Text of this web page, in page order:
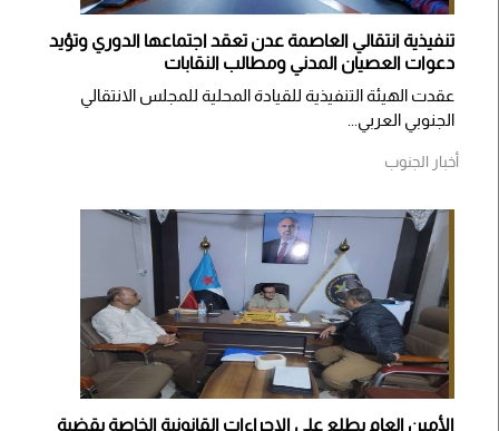
تنفيذية انتقالي العاصمة عدن تعقد اجتماعها الدوري وتؤيد
دعوات العصيان المدني ومطالب النقابات
​عقدت الهيئة التنفيذية للقيادة المحلية للمجلس الانتقالي
الجنوبي العربي...
أخبار الجنوب
الأمين العام يطلع على الإجراءات القانونية الخاصة بقضية